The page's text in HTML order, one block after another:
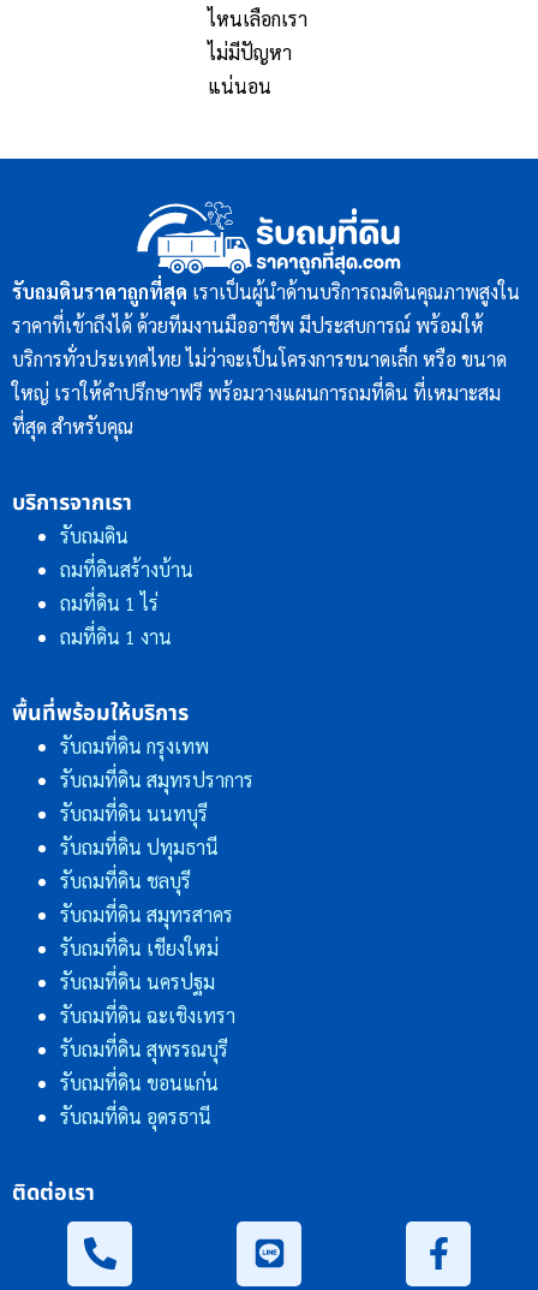
ไหนเลือกเรา
ไม่มีปัญหา
แน่นอน
รับถมดินราคาถูกที่สุด เราเป็นผู้นำด้านบริการถมดินคุณภาพสูงใน
ราคาที่เข้าถึงได้ ด้วยทีมงานมืออาชีพ มีประสบการณ์ พร้อมให้
บริการทั่วประเทศไทย ไม่ว่าจะเป็นโครงการขนาดเล็ก หรือ ขนาด
ใหญ่ เราให้คำปรึกษาฟรี พร้อมวางแผนการถมที่ดิน ที่เหมาะสม
ที่สุด สำหรับคุณ
บริการจากเรา
รับถมดิน
ถมที่ดินสร้างบ้าน
ถมที่ดิน 1 ไร่
ถมที่ดิน 1 งาน
พื้นที่พร้อมให้บริการ
รับถมที่ดิน กรุงเทพ
รับถมที่ดิน สมุทรปราการ
รับถมที่ดิน นนทบุรี
รับถมที่ดิน ปทุมธานี
รับถมที่ดิน ชลบุรี
รับถมที่ดิน สมุทรสาคร
รับถมที่ดิน เชียงใหม่
รับถมที่ดิน นครปฐม
รับถมที่ดิน ฉะเชิงเทรา
รับถมที่ดิน สุพรรณบุรี
รับถมที่ดิน ขอนแก่น
รับถมที่ดิน อุดรธานี
ติดต่อเรา